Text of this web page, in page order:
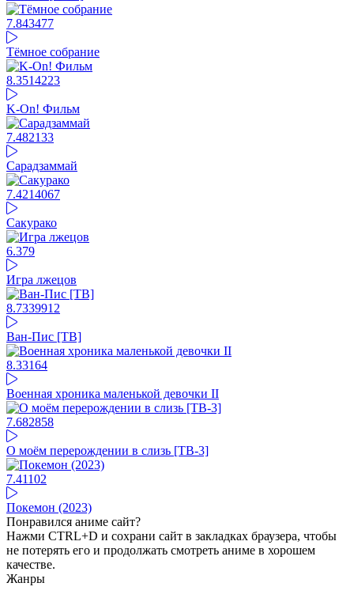
7.843477
Тёмное собрание
8.3514223
K-On! Фильм
7.482133
Сарадзаммай
7.4214067
Сакурако
6.379
Игра лжецов
8.7339912
Ван-Пис [ТВ]
8.33164
Военная хроника маленькой девочки II
7.682858
О моём перерождении в слизь [ТВ-3]
7.41102
Покемон (2023)
Понравился аниме сайт?
Нажми CTRL+D и сохрани сайт в закладках браузера, чтобы
не потерять его и продолжать смотреть аниме в хорошем
качестве.
Жанры